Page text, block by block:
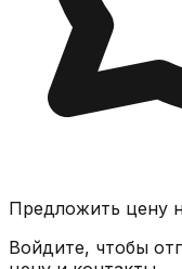
Предложить цену
Войдите, чтобы